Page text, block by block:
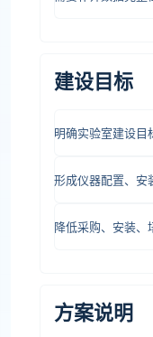
建设目标
明确实验室建设目
形成仪器配置、安
降低采购、安装、
方案说明